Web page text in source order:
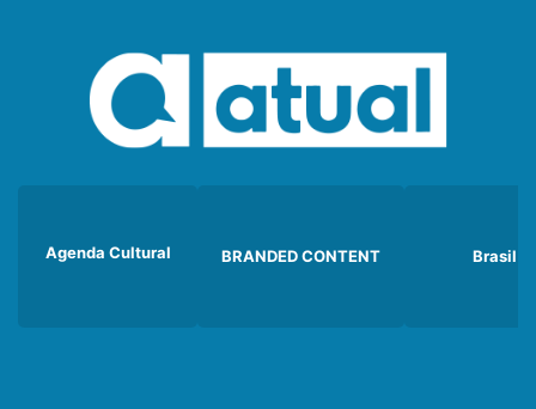
Agenda Cultural BRANDED CONTENT Brasil